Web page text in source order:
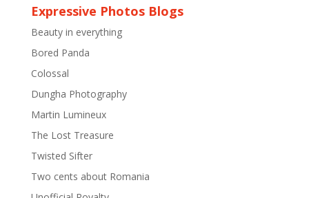
Expressive Photos Blogs
Beauty in everything
Bored Panda
Colossal
Dungha Photography
Martin Lumineux
The Lost Treasure
Twisted Sifter
Two cents about Romania